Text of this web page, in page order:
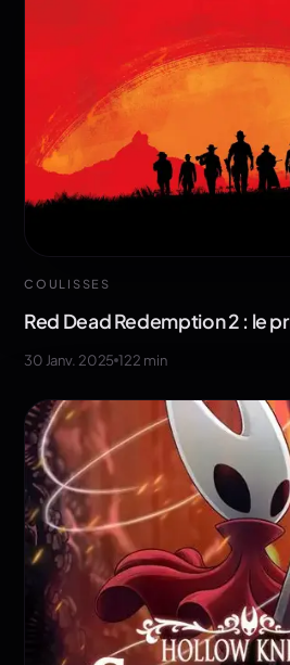
COULISSES
Red Dead Redemption 2 : le
30 Janv. 2025 122 min